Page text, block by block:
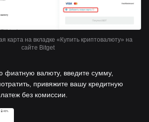
карта на вкладке «Купить криптовалюту» на
сайте Bitget
валюту, введите сумму,
привяжите вашу кредитную
без комиссии.